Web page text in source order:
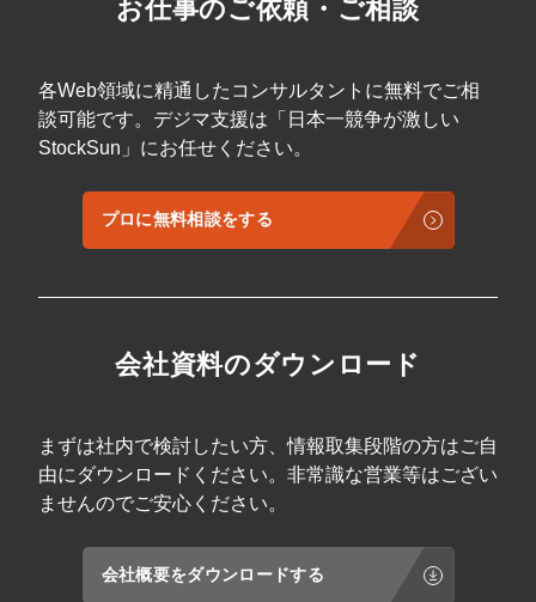
お仕事のご依頼・ご相談
各Web領域に精通したコンサルタントに無料でご相
談可能です。デジマ支援は「日本一競争が激しい
StockSun」にお任せください。
プロに無料相談をする
会社資料のダウンロード
まずは社内で検討したい方、情報取集段階の方はご自
由にダウンロードください。非常識な営業等はござい
ませんのでご安心ください。
会社概要をダウンロードする